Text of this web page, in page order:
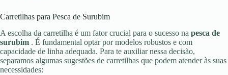
Carretilhas para Pesca de Surubim
A escolha da carretilha é um fator crucial para o sucesso na pesca de
surubim . É fundamental optar por modelos robustos e com
capacidade de linha adequada. Para te auxiliar nessa decisão,
separamos algumas sugestões de carretilhas que podem atender às suas
necessidades: